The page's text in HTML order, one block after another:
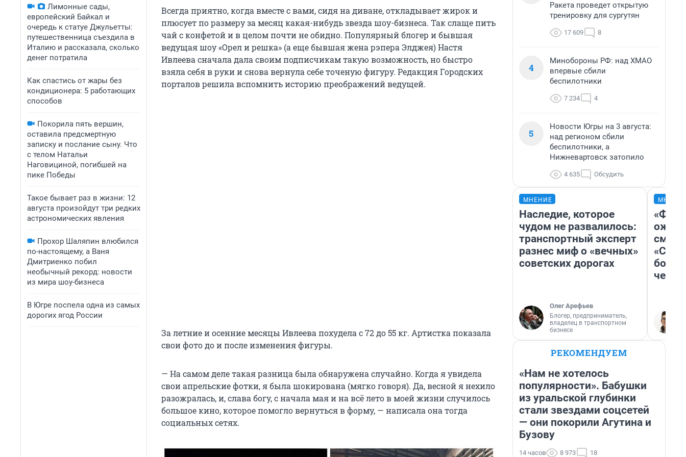
Лимонные сады,
европейский Байкал и
очередь к статуе Джульетты:
путешественница съездила в
Италию и рассказала, сколько
денег потратила
Как спастись от жары без
кондиционера: 5 работающих
способов
Покорила пять вершин,
оставила предсмертную
записку и послание сыну. Что
с телом Натальи
Наговициной, погибшей на
пике Победы
Такое бывает раз в жизни: 12
августа произойдут три редких
астрономических явления
Прохор Шаляпин влюбился
по-настоящему, а Ваня
Дмитриенко побил
необычный рекорд: новости
из мира шоу-бизнеса
В Югре поспела одна из самых
дорогих ягод России
Всегда приятно, когда вместе с вами, сидя на диване, откладывает жирок и
плюсует по размеру за месяц какая-нибудь звезда шоу-бизнеса. Так слаще пить
чай с конфетой и в целом почти не обидно. Популярный блогер и бывшая
ведущая шоу «Орел и решка» (а еще бывшая жена рэпера Элджея) Настя
Ивлеева сначала дала своим подписчикам такую возможность, но быстро
взяла себя в руки и снова вернула себе точеную фигуру. Редакция Городских
порталов решила вспомнить историю преображений ведущей.
За летние и осенние месяцы Ивлеева похудела с 72 до 55 кг. Артистка показала
свои фото до и после изменения фигуры.
— На самом деле такая разница была обнаружена случайно. Когда я увидела
свои апрельские фотки, я была шокирована (мягко говоря). Да, весной я нехило
разожралась, и, слава богу, с начала мая и на всё лето в моей жизни случилось
большое кино, которое помогло вернуться в форму, — написала она тогда
социальных сетях.
Ракета проведет открытую
тренировку для сургутян
17 609 8
4
Минобороны РФ: над ХМАО
впервые сбили
беспилотники
7 234 4
5
Новости Югры на 3 августа:
над регионом сбили
беспилотники, а
Нижневартовск затопило
4 635 Обсудить
МНЕНИЕ
Наследие, которое
чудом не развалилось:
транспортный эксперт
разнес миф о «вечных»
советских дорогах
Олег Арефьев
Блогер, предприниматель,
владелец в транспортном
бизнесе
РЕКОМЕНДУЕМ
«Нам не хотелось
популярности». Бабушки
из уральской глубинки
стали звездами соцсетей
— они покорили Агутина и
Бузову
14 часов 8 973 18